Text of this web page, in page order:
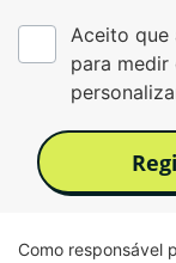
Aceito que
para
Como responsável